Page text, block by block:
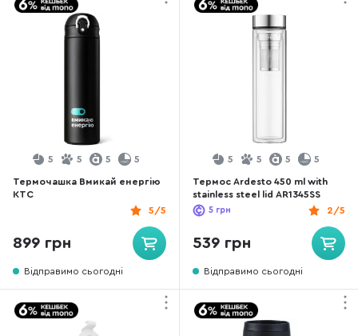
5 5 5 5
Термочашка Вмикай енергію
КТС
5/5
899 грн
Відправимо сьогодні
5 5 5 5
Термос Ardesto 450 ml with
stainless steel lid AR1345SS
2/5
5 грн
539 грн
Відправимо сьогодні